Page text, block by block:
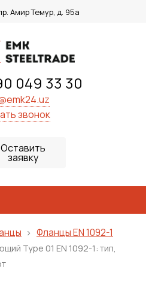
Амир Темур, д. 95а
049 33 30
звонок
Оставить
заявку
Фланцы EN 1092-1
Type 01 EN 1092-1: тип,